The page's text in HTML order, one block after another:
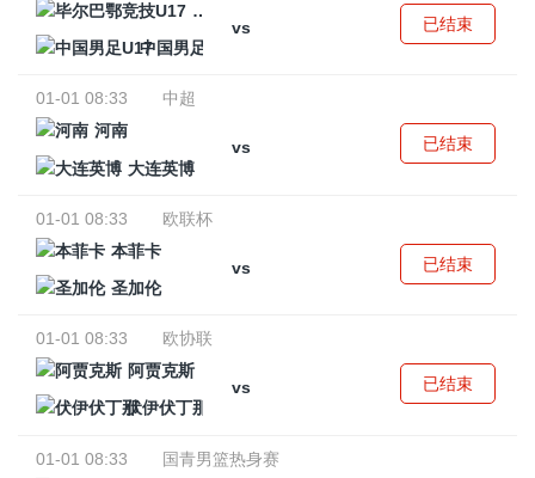
毕尔巴鄂竞技U17
vs
中国男足U17
已结束
01-01 08:33
中超
河南
vs
大连英博
已结束
01-01 08:33
欧联杯
本菲卡
vs
圣加伦
已结束
01-01 08:33
欧协联
阿贾克斯
vs
伏伊伏丁那
已结束
01-01 08:33
国青男篮热身赛